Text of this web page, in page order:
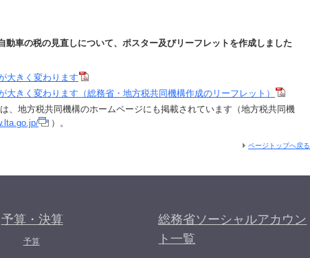
動車の税の見直しについて、ポスター及びリーフレットを作成しました
大きく変わります
大きく変わります（総務省・地方税共同機構作成のリーフレット）
、地方税共同機構のホームページにも掲載されています（地方税共同機
）。
ページトップへ戻る
予算・決算
予算
総務省ソーシャルアカウン
ト一覧